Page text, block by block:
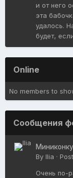
и от него
эта
удалось.
будет,
Online
No members to
Сообщения
By Ilia ·
Очень по-